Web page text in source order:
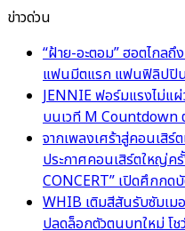
ข่าวด่วน
“ฝ้าย-อะตอม” ฮอตไกลถึ
แฟนมีตแรก แฟนฟิลิปปิ
JENNIE ฟอร์มแรงไม่แ
บนเวที M Countdown
จากเพลงเศร้าสู่คอนเสิ
ประกาศคอนเสิร์ตใหญ่ค
CONCERT” เปิดศึกกด
WHIB เติมสีสันรับซัมเม
ปลดล็อกตัวตนบทใหม่ โช